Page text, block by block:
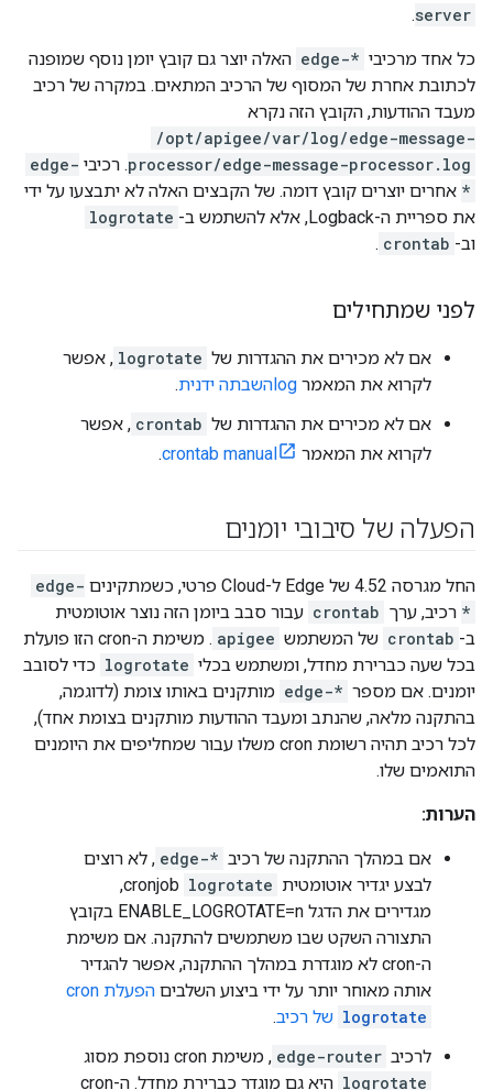
server
.
כל אחד מרכיבי edge-* האלה יוצר גם קובץ יומן נוסף שמופנה
לכתובת אחרת של המסוף של הרכיב המתאים. במקרה של רכיב
מעבד ההודעות, הקובץ הזה נקרא
/opt/apigee/var/log/edge-message-
processor/edge-message-processor.log. רכיבי edge-
* אחרים יוצרים קובץ דומה. של הקבצים האלה לא יתבצעו על ידי
את ספריית ה-Logback, אלא להשתמש ב-
logrotate
וב- crontab
.
לפני שמתחילים
אם לא מכירים את ההגדרות של logrotate , אפשר
לקרוא את המאמר logהשבתה ידנית
.
אם לא מכירים את ההגדרות של crontab , אפשר
לקרוא את המאמר
crontab manual
.
הפעלה של סיבובי יומנים
החל מגרסה 4.52 של Edge ל-Cloud פרטי, כשמתקינים
edge-
* רכיב, ערך crontab עבור סבב ביומן הזה נוצר אוטומטית
ב- crontab של המשתמש apigee
. משימת ה-cron הזו פועלת
בכל שעה כברירת מחדל, ומשתמש בכלי logrotate כדי לסובב
יומנים. אם מספר edge-* מותקנים באותו צומת (לדוגמה,
בהתקנה מלאה, שהנתב ומעבד ההודעות מותקנים בצומת אחד),
לכל רכיב תהיה רשומת cron משלו עבור שמחליפים את היומנים
התואמים שלו.
הערות:
אם במהלך ההתקנה של רכיב edge-* , לא רוצים
לבצע יגדיר אוטומטית logrotate
cronjob,
מגדירים את הדגל ENABLE_LOGROTATE=n בקובץ
התצורה השקט שבו משתמשים להתקנה. אם משימת
ה-cron לא מוגדרת במהלך ההתקנה, אפשר להגדיר
אותה מאוחר יותר על ידי ביצוע השלבים הפעלת cron
logrotate של רכיב.
לרכיב edge-router , משימת cron נוספת מסוג
logrotate
היא גם מוגדר כברירת מחדל. ה-cron